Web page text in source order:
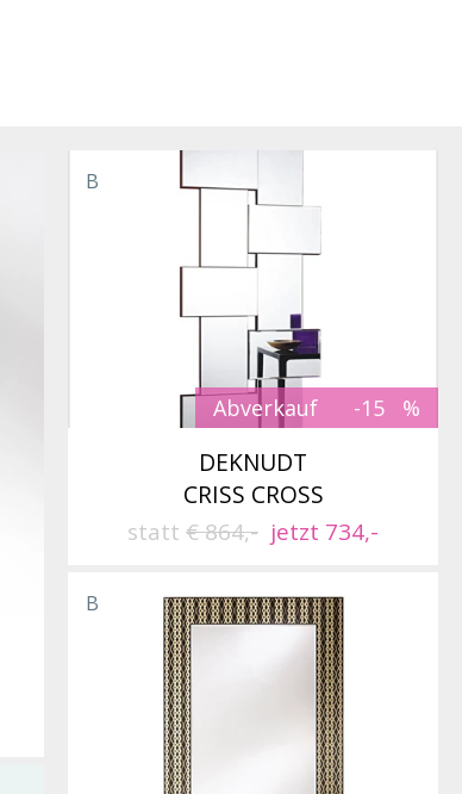
Abverkauf -15
B
DEKNUDT
CRISS CROSS
statt € 864,- jetzt 734,-
B